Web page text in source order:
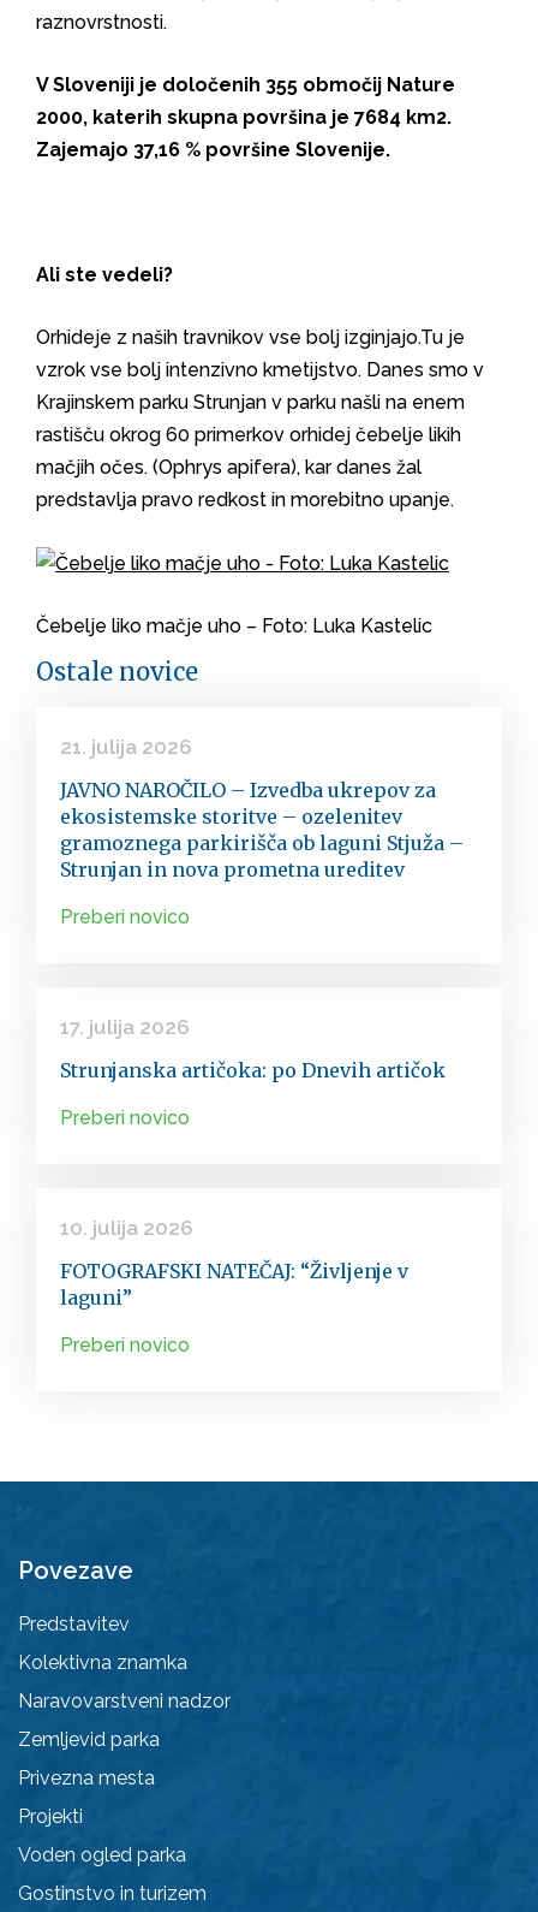
raznovrstnosti.
V Sloveniji je določenih 355 območij Nature
2000, katerih skupna površina je 7684 km2.
Zajemajo 37,16 % površine Slovenije.
Ali ste vedeli?
Orhideje z naših travnikov vse bolj izginjajo.Tu je
vzrok vse bolj intenzivno kmetijstvo. Danes smo v
Krajinskem parku Strunjan v parku našli na enem
rastišču okrog 60 primerkov orhidej čebelje likih
mačjih očes. (Ophrys apifera), kar danes žal
predstavlja pravo redkost in morebitno upanje.
Čebelje liko mačje uho – Foto: Luka Kastelic
Ostale novice
21. julija 2026
JAVNO NAROČILO – Izvedba ukrepov za
ekosistemske storitve – ozelenitev
gramoznega parkirišča ob laguni Stjuža –
Strunjan in nova prometna ureditev
Preberi novico
17. julija 2026
Strunjanska artičoka: po Dnevih artičok
Preberi novico
10. julija 2026
FOTOGRAFSKI NATEČAJ: “Življenje v
laguni”
Preberi novico
Povezave
Predstavitev
Kolektivna znamka
Naravovarstveni nadzor
Zemljevid parka
Privezna mesta
Projekti
Voden ogled parka
Gostinstvo in turizem